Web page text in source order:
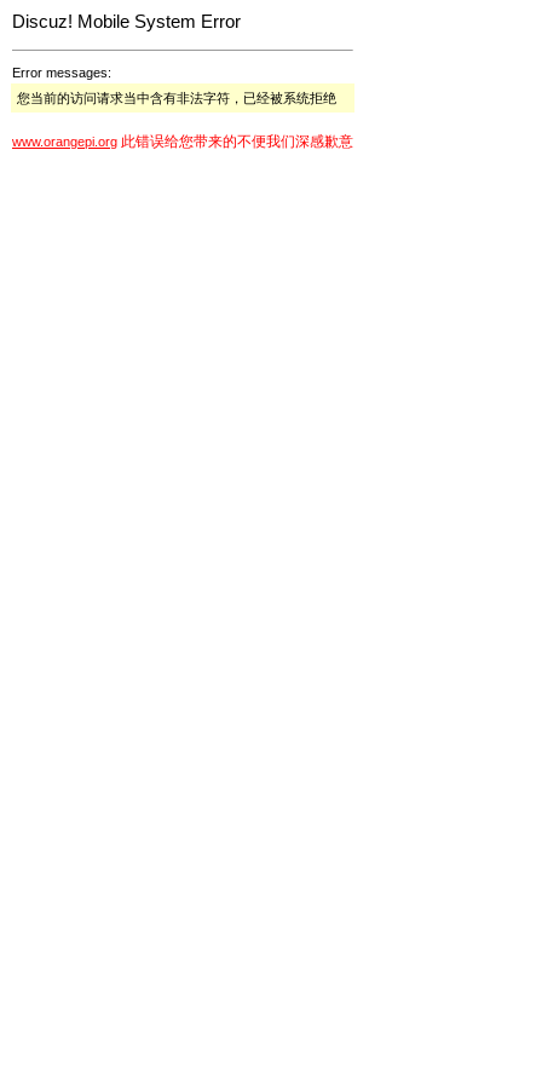
Discuz! Mobile System Error
Error messages:
您当前的访问请求当中含有非法字符，已经被系统拒绝
www.orangepi.org 此错误给您带来的不便我们深感歉意